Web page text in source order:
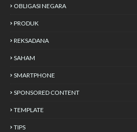
OBLIGASI NEGARA
PRODUK
REKSADANA
SAHAM
SMARTPHONE
SPONSORED CONTENT
TEMPLATE
TIPS